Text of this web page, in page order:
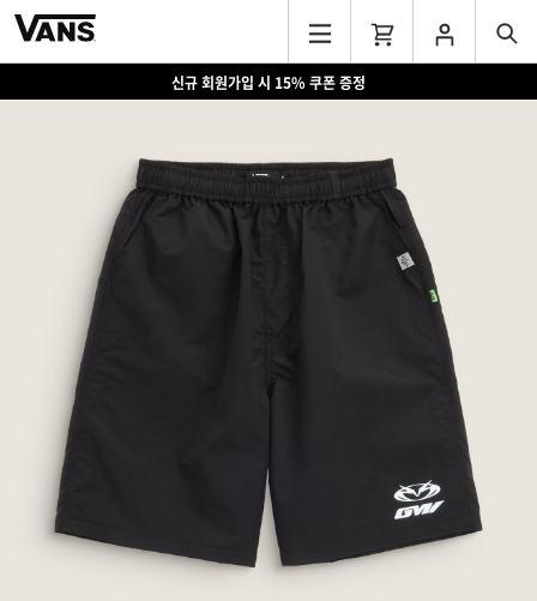
신규 회원가입 시 15% 쿠폰 증정